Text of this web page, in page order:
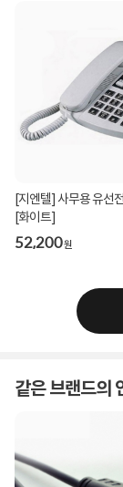
[지엔텔] 사무용 유선
[화이트]
52,200원
같은 브랜드의